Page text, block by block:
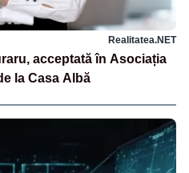
Realitatea.NET
acceptată în Asociația
la Casa Albă